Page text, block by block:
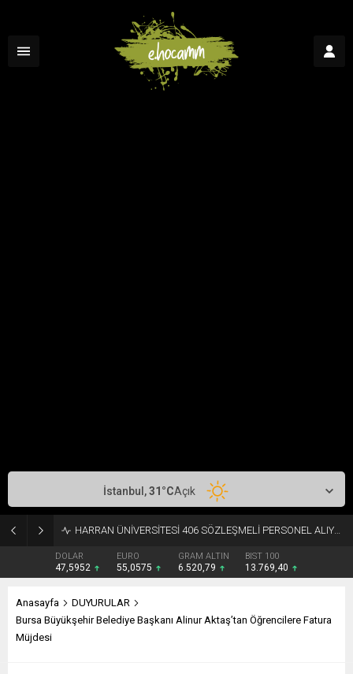
HARRAN ÜNİVERSİTESİ 406 SÖZLEŞMELİ PERSONEL ALIYOR
DOLAR
47,5952
EURO
55,0575
GRAM ALTIN
6.520,79
BIST 100
13.769,40
İstanbul,31°CAçık
Anasayfa
DUYURULAR
Bursa Büyükşehir Belediye Başkanı Alinur Aktaş’tan Öğrencilere Fatura
Müjdesi